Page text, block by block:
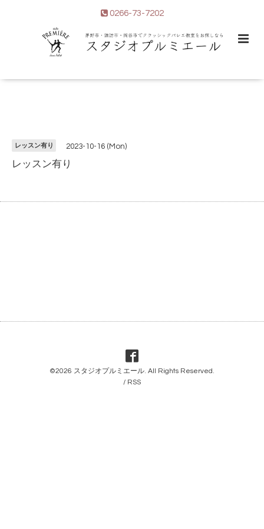
0266-73-7202
レッスン有り 2023-10-16 (Mon)
レッスン有り
©2026 スタジオプルミエール. All Rights Reserved.
/ RSS